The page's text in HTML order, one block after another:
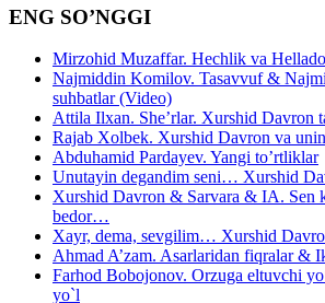
ENG SO’NGGI
Mirzohid Muzaffar. Hechlik va
Najmiddin Komilov. Tasavvuf &
suhbatlar (Video)
Attila Ilxan. She’rlar. Xurshid Davron
Rajab Xolbek. Xurshid Davron va
Abduhamid Pardayev. Yangi to’rtliklar
Unutayin degandim seni… Xurshid
Xurshid Davron & Sarvara & IA. Sen
bedor…
Xayr, dema, sevgilim… Xurshid
Ahmad A’zam. Asarlaridan fiqralar &
Farhod Bobojonov. Orzuga eltuvchi
yo`l